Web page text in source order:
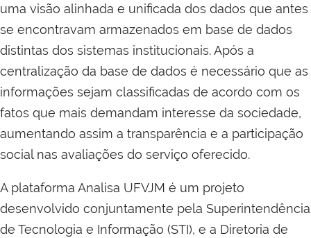
uma visão alinhada e unificada dos dados que antes
se encontravam armazenados em base de dados
distintas dos sistemas institucionais. Após a
centralização da base de dados é necessário que as
informações sejam classificadas de acordo com os
fatos que mais demandam interesse da sociedade,
aumentando assim a transparência e a participação
social nas avaliações do serviço oferecido.
A plataforma Analisa UFVJM é um projeto
desenvolvido conjuntamente pela Superintendência
de Tecnologia e Informação (STI), e a Diretoria de